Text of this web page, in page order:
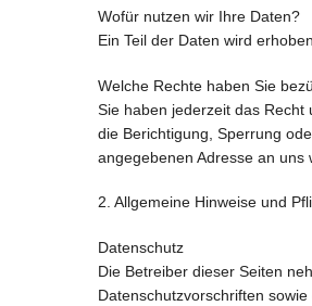
Wofür nutzen wir Ihre Daten?
Ein Teil der Daten wird
Welche Rechte haben Sie
Sie haben jederzeit das
die Berichtigung, Sperrung
angegebenen Adresse an uns
2. Allgemeine Hinweise und
Datenschutz
Die Betreiber dieser Seiten
Datenschutzvorschriften